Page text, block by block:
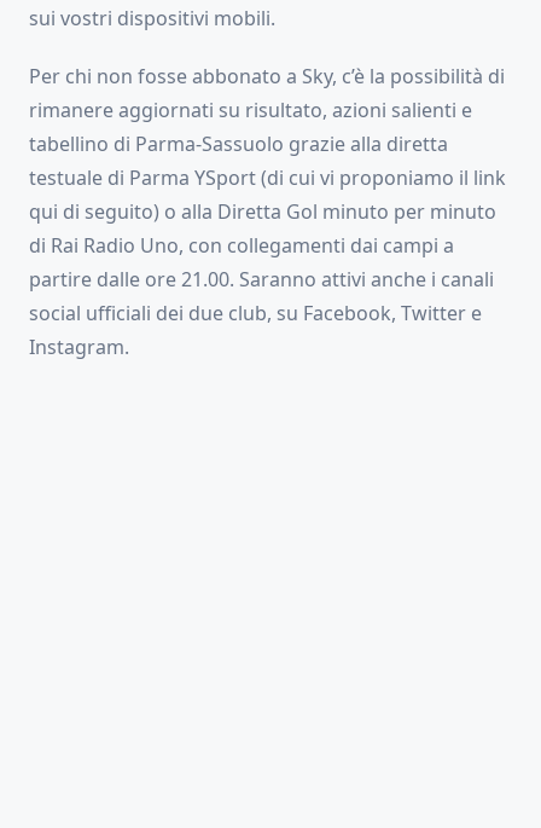
sui vostri dispositivi mobili.
Per chi non fosse abbonato a Sky, c’è la possibilità di
rimanere aggiornati su risultato, azioni salienti e
tabellino di Parma-Sassuolo grazie alla diretta
testuale di Parma YSport (di cui vi proponiamo il link
qui di seguito) o alla Diretta Gol minuto per minuto
di Rai Radio Uno, con collegamenti dai campi a
partire dalle ore 21.00. Saranno attivi anche i canali
social ufficiali dei due club, su Facebook, Twitter e
Instagram.